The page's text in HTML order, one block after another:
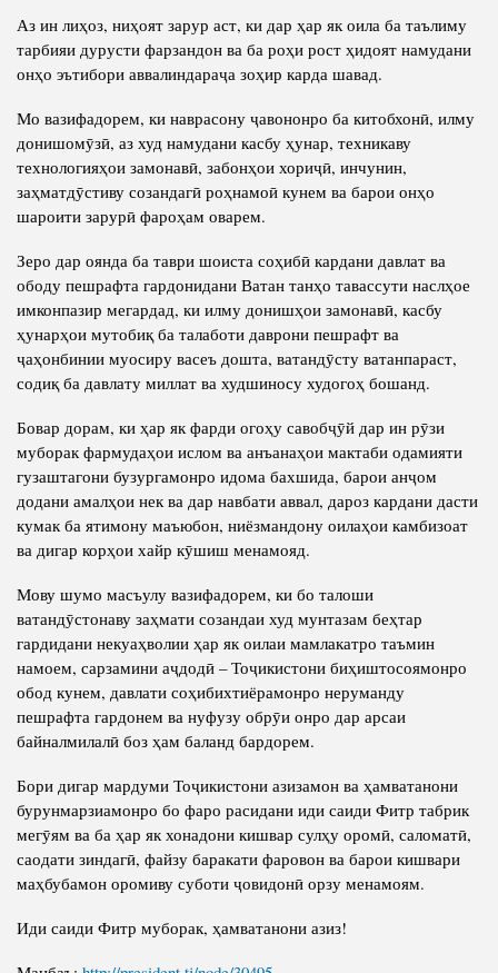
Аз ин лиҳоз, ниҳоят зарур аст, ки дар ҳар як оила ба таълиму
тарбияи дурусти фарзандон ва ба роҳи рост ҳидоят намудани
онҳо эътибори аввалиндараҷа зоҳир карда шавад.
Мо вазифадорем, ки наврасону ҷавононро ба китобхонӣ, илму
донишомӯзӣ, аз худ намудани касбу ҳунар, техникаву
технологияҳои замонавӣ, забонҳои хориҷӣ, инчунин,
заҳматдӯстиву созандагӣ роҳнамоӣ кунем ва барои онҳо
шароити зарурӣ фароҳам оварем.
Зеро дар оянда ба таври шоиста соҳибӣ кардани давлат ва
ободу пешрафта гардонидани Ватан танҳо тавассути наслҳое
имконпазир мегардад, ки илму донишҳои замонавӣ, касбу
ҳунарҳои мутобиқ ба талаботи даврони пешрафт ва
ҷаҳонбинии муосиру васеъ дошта, ватандӯсту ватанпараст,
содиқ ба давлату миллат ва худшиносу худогоҳ бошанд.
Бовар дорам, ки ҳар як фарди огоҳу савобҷӯй дар ин рӯзи
муборак фармудаҳои ислом ва анъанаҳои мактаби одамияти
гузаштагони бузургамонро идома бахшида, барои анҷом
додани амалҳои нек ва дар навбати аввал, дароз кардани дасти
кумак ба ятимону маъюбон, ниёзмандону оилаҳои камбизоат
ва дигар корҳои хайр кӯшиш менамояд.
Мову шумо масъулу вазифадорем, ки бо талоши
ватандӯстонаву заҳмати созандаи худ мунтазам беҳтар
гардидани некуаҳволии ҳар як оилаи мамлакатро таъмин
намоем, сарзамини аҷдодӣ – Тоҷикистони биҳиштосоямонро
обод кунем, давлати соҳибихтиёрамонро неруманду
пешрафта гардонем ва нуфузу обрӯи онро дар арсаи
байналмилалӣ боз ҳам баланд бардорем.
Бори дигар мардуми Тоҷикистони азизамон ва ҳамватанони
бурунмарзиамонро бо фаро расидани иди саиди Фитр табрик
мегӯям ва ба ҳар як хонадони кишвар сулҳу оромӣ, саломатӣ,
саодати зиндагӣ, файзу баракати фаровон ва барои кишвари
маҳбубамон оромиву суботи ҷовидонӣ орзу менамоям.
Иди саиди Фитр муборак, ҳамватанони азиз!